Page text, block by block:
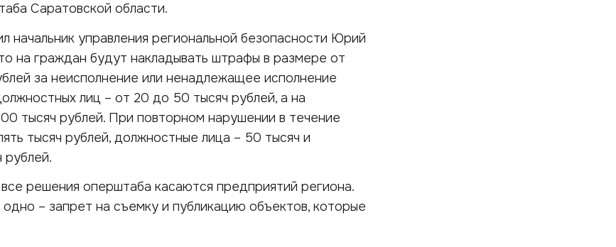
Саратовской области.
начальник управления региональной безопасности Юрий
на граждан будут накладывать штрафы в размере от
за неисполнение или ненадлежащее исполнение
лиц – от 20 до 50 тысяч рублей, а на
тысяч рублей. При повторном нарушении в течение
тысяч рублей, должностные лица – 50 тысяч и
решения оперштаба касаются предприятий региона.
– запрет на съемку и публикацию объектов, которые